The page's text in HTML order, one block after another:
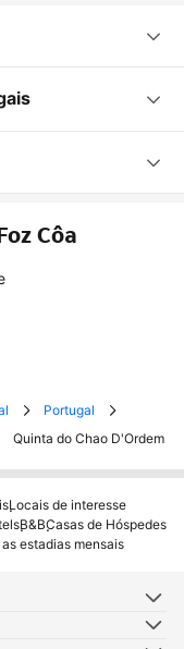
Côa
Portugal
Quinta do Chao D'Ordem
Locais de interesse
B&BCasas de Hóspedes
estadias mensais